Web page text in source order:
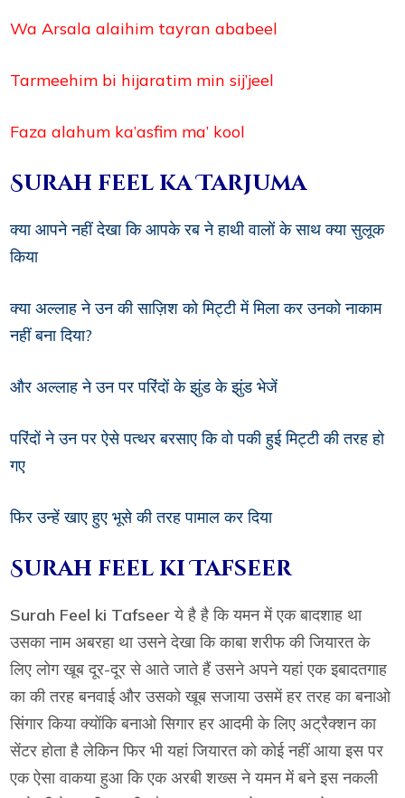
Wa Arsala alaihim tayran ababeel
Tarmeehim bi hijaratim min sij’jeel
Faza alahum ka’asfim ma’ kool
Surah feel ka Tarjuma
क्या आपने नहीं देखा कि आपके रब ने हाथी वालों के साथ क्या सुलूक
किया
क्या अल्लाह ने उन की साज़िश को मिट्टी में मिला कर उनको नाकाम
नहीं बना दिया?
और अल्लाह ने उन पर परिंदों के झुंड के झुंड भेजें
परिंदों ने उन पर ऐसे पत्थर बरसाए कि वो पकी हुई मिट्टी की तरह हो
गए
फिर उन्हें खाए हुए भूसे की तरह पामाल कर दिया
Surah feel ki Tafseer
Surah Feel ki Tafseerये है है कि यमन में एक बादशाह था
उसका नाम अबरहा था उसने देखा कि काबा शरीफ की जियारत के
लिए लोग खूब दूर-दूर से आते जाते हैं उसने अपने यहां एक इबादतगाह
का की तरह बनवाई और उसको खूब सजाया उसमें हर तरह का बनाओ
सिंगार किया क्योंकि बनाओ सिगार हर आदमी के लिए अट्रैक्शन का
सेंटर होता है लेकिन फिर भी यहां जियारत को कोई नहीं आया इस पर
एक ऐसा वाकया हुआ कि एक अरबी शख्स ने यमन में बने इस नकली